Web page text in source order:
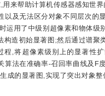
来帮助计算机传感器感知世
以及无法区分对象不同层次
运用了中级别超像素和物体
造初始显著图;然后通过谱
,将超像素级别上的显著性
算法在准确率-召回率曲线及
成的显著图,实现了突出对象